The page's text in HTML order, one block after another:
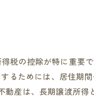
税の控除が特に重要
るためには、居住期
動産は、長期譲渡所得